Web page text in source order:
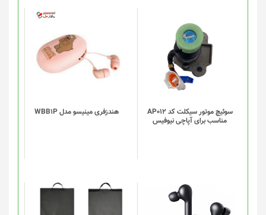
سوئیچ موتور سیکلت کد AP012
مناسب برای آپاچی نیوفیس
هندزفری مینیسو مدل WBB1P
این